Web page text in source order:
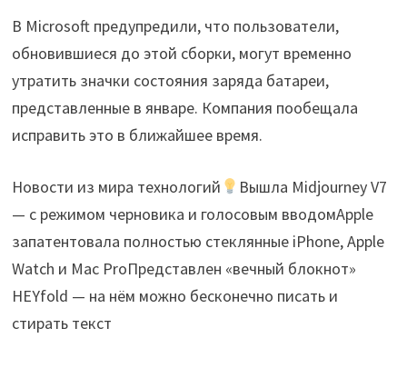
В Microsoft предупредили, что пользователи,
обновившиеся до этой сборки, могут временно
утратить значки состояния заряда батареи,
представленные в январе. Компания пообещала
исправить это в ближайшее время.
Новости из мира технологий
Вышла Midjourney V7
— с режимом черновика и голосовым вводомApple
запатентовала полностью стеклянные iPhone, Apple
Watch и Mac ProПредставлен «вечный блокнот»
HEYfold — на нём можно бесконечно писать и
стирать текст